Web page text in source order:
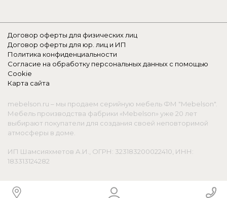
Договор оферты для физических лиц
Договор оферты для юр. лиц и ИП
Политика конфиденциальности
Согласие на обработку персональных данных с помощью
Cookie
Карта сайта
mebelson.ru – мы продаем серийную мебель ФМ "Mebelson".
Мебель производства фабрики «Mebelson» уже 20 лет
выбирают покупатели для создания своей неповторимой
атмосферы в доме.
ИП Шамсияхметов А.И., ОГРН: 323183200022410, ИНН:
183313124282